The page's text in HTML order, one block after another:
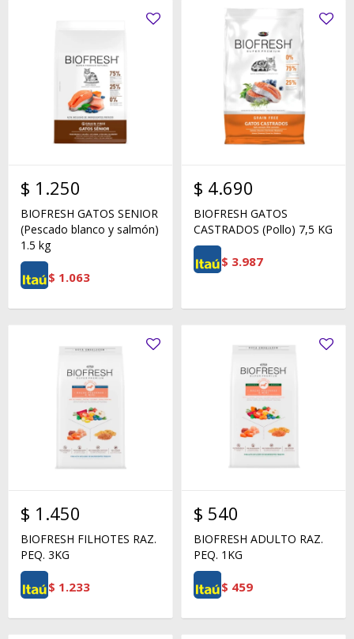
$ 1.250
BIOFRESH GATOS SENIOR
(Pescado blanco y salmón)
1.5 kg
$ 1.063
$ 4.690
BIOFRESH GATOS
CASTRADOS (Pollo) 7,5 KG
$ 3.987
$ 1.450
BIOFRESH FILHOTES RAZ.
PEQ. 3KG
$ 1.233
$ 540
BIOFRESH ADULTO RAZ.
PEQ. 1KG
$ 459